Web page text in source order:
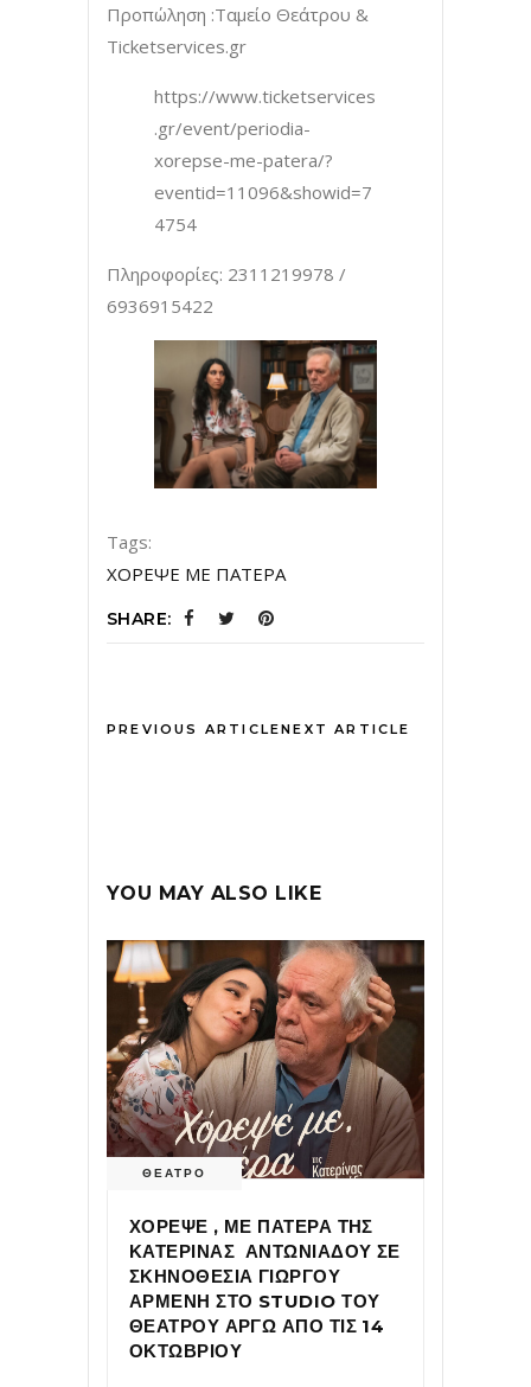
Προπώληση :Ταμείο Θεάτρου &
Ticketservices.gr
https://www.ticketservices
.gr/event/periodia-
xorepse-me-patera/?
eventid=11096&showid=7
4754
Πληροφορίες: 2311219978 /
6936915422
Tags:
ΧΟΡΕΨΕ ΜΕ ΠΑΤΕΡΑ
SHARE:
PREVIOUS ARTICLENEXT ARTICLE
YOU MAY ALSO LIKE
ΘΕΑΤΡΟ
ΧΟΡΕΨΕ , ΜΕ ΠΑΤΕΡΑ ΤΗΣ
ΚΑΤΕΡΙΝΑΣ ΑΝΤΩΝΙΑΔΟΥ ΣΕ
ΣΚΗΝΟΘΕΣΙΑ ΓΙΩΡΓΟΥ
ΑΡΜΕΝΗ ΣΤΟ STUDIO ΤΟΥ
ΘΕΑΤΡΟΥ ΑΡΓΩ ΑΠΟ ΤΙΣ 14
ΟΚΤΩΒΡΙΟΥ